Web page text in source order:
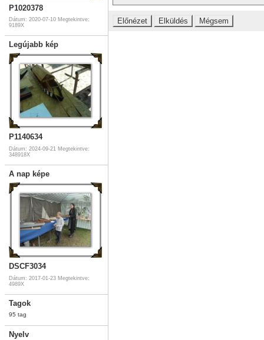
P1020378
Dátum: 2020-07-10 Megtekintve:
9189X
Legújabb kép
P1140634
Dátum: 2024-09-21 Megtekintve:
348918X
A nap képe
DSCF3034
Dátum: 2017-01-23 Megtekintve:
4989X
Tagok
95 tag
Nyelv